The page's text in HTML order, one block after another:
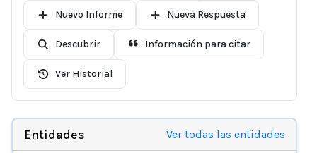
Nuevo Informe Nueva Respuesta
Descubrir Información para citar
Ver Historial
Entidades Ver todas las entidades